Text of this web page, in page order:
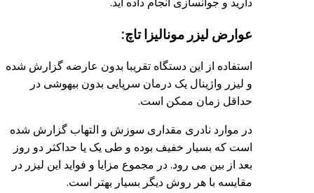
عوارض لیزر مونالیزا تاچ:
استفاده از این دستگاه تقریبا بدون عارضه گزارش شده
و لیزر واژینال یک درمان سرپایی بدون بیهوشی در
حداقل زمان ممکن است.
در موارد نادری مقداری سوزش و التهاب گزارش شده
است که بسیار خفیف بوده و طی یک یا حداکثر دو روز
بعد از بین می رود. در مجموع مزایا و فواید این لیزر در
مقایسه با هر روش دیگر بسیار بهتر است.